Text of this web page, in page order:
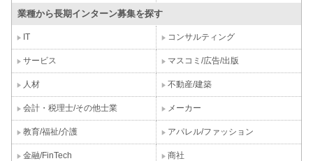
業種から長期インターン募集を探す
IT コンサルティング
サービス マスコミ/広告/出版
人材 不動産/建築
会計・税理士/その他士業 メーカー
教育/福祉/介護 アパレル/ファッション
金融/FinTech 商社